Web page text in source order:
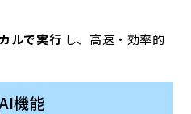
ルで実行 し、高速・効率的
機能